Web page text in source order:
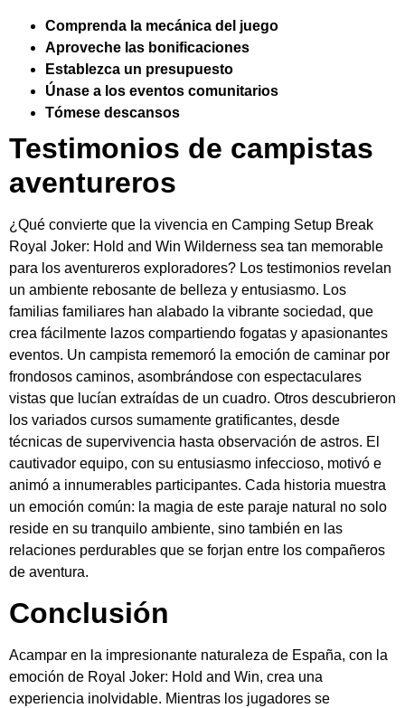
Comprenda la mecánica del juego
Aproveche las bonificaciones
Establezca un presupuesto
Únase a los eventos comunitarios
Tómese descansos
Testimonios de campistas
aventureros
¿Qué convierte que la vivencia en Camping Setup Break
Royal Joker: Hold and Win Wilderness sea tan memorable
para los aventureros exploradores? Los testimonios revelan
un ambiente rebosante de belleza y entusiasmo. Los
familias familiares han alabado la vibrante sociedad, que
crea fácilmente lazos compartiendo fogatas y apasionantes
eventos. Un campista rememoró la emoción de caminar por
frondosos caminos, asombrándose con espectaculares
vistas que lucían extraídas de un cuadro. Otros descubrieron
los variados cursos sumamente gratificantes, desde
técnicas de supervivencia hasta observación de astros. El
cautivador equipo, con su entusiasmo infeccioso, motivó e
animó a innumerables participantes. Cada historia muestra
un emoción común: la magia de este paraje natural no solo
reside en su tranquilo ambiente, sino también en las
relaciones perdurables que se forjan entre los compañeros
de aventura.
Conclusión
Acampar en la impresionante naturaleza de España, con la
emoción de Royal Joker: Hold and Win, crea una
experiencia inolvidable. Mientras los jugadores se